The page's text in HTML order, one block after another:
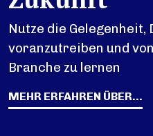
Nutze die
voranzutreiben und
Branche zu lernen
MEHR ERFAHREN ÜBER...